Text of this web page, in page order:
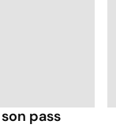
pass